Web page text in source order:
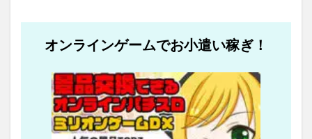
オンラインゲームでお小遣い稼ぎ！